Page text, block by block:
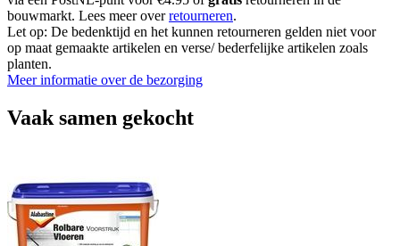
bouwmarkt. Lees meer overretourneren.
Let op: De bedenktijd en het kunnen retourneren gelden niet voor
op maat gemaakte artikelen en verse/ bederfelijke artikelen zoals
planten.
Meer informatie over de bezorging
Vaak samen gekocht